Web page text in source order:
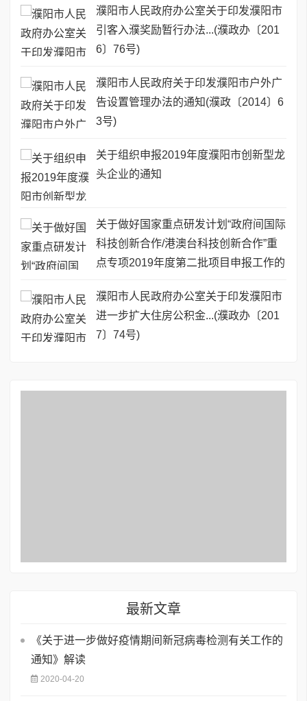
濮阳市人民政府办公室关于印发濮阳市
引客入濮奖励暂行办法...(濮政办〔201
6〕76号)
濮阳市人民政府关于印发濮阳市户外广
告设置管理办法的通知(濮政〔2014〕6
3号)
关于组织申报2019年度濮阳市创新型龙
头企业的通知
关于做好国家重点研发计划“政府间国际
科技创新合作/港澳台科技创新合作”重
点专项2019年度第二批项目申报工作的
濮阳市人民政府办公室关于印发濮阳市
进一步扩大住房公积金...(濮政办〔201
7〕74号)
最新文章
《关于进一步做好疫情期间新冠病毒检测有关工作的
通知》解读
2020-04-20